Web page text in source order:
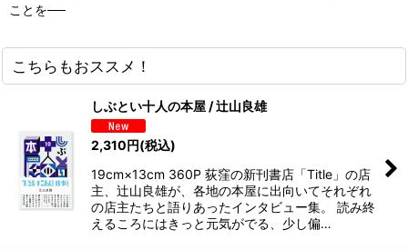
ことを──
こちらもおススメ！
しぶとい十人の本屋 / 辻山良雄
2,310円(税込)
19cm×13cm 360P 荻窪の新刊書店「Title」の店
主、辻山良雄が、各地の本屋に出向いてそれぞれ
の店主たちと語りあったインタビュー集。 読み終
えるころにはきっと元気がでる、少し偏…